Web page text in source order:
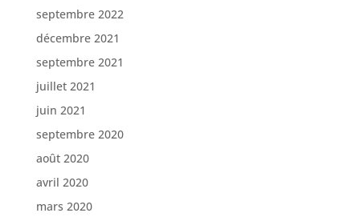
septembre 2022
décembre 2021
septembre 2021
juillet 2021
juin 2021
septembre 2020
août 2020
avril 2020
mars 2020